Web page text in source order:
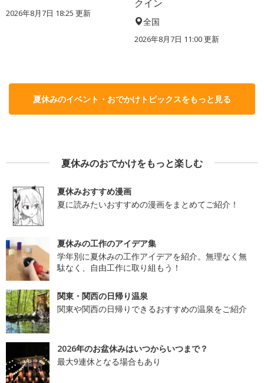
2026年8月7日 18:25 更新
クイン
全国
2026年8月7日 11:00更新
夏休みのイベント・おでかけトピックスをもっと見る
夏休みのおでかけをもっと楽しむ
夏休みおすすめ漫画
夏に読みたいおすすめの漫画をまとめてご紹介！
夏休みの工作のアイデア集
学年別に夏休みの工作アイデアを紹介。無理なく無
駄なく、自由工作に取り組もう！
関東・関西の日帰り温泉
関東や関西の日帰りできるおすすめの温泉をご紹介
2026年のお盆休みはいつからいつまで？
最大9連休となる場合もあり